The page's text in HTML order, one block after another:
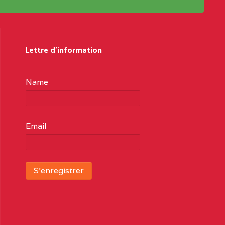
Lettre d'information
Name
Email